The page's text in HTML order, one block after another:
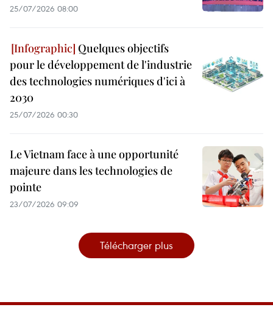
25/07/2026 08:00
Quelques objectifs
pour le développement de l'industrie
des technologies numériques d'ici à
2030
25/07/2026 00:30
Le Vietnam face à une opportunité
majeure dans les technologies de
pointe
23/07/2026 09:09
Télécharger plus